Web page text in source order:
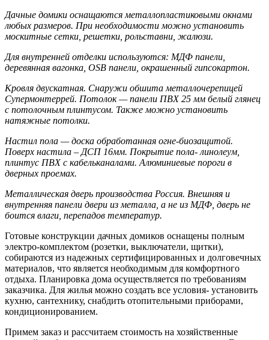
Дачные домики оснащаются металлопластиковыми окнами
любых размеров. При необходимости можно установить
москитные сетки, решетки, рольставни, жалюзи.
Для внутренней отделки используются: МДФ панели,
деревянная вагонка, OSB панели, окрашенный гипсокартон.
Кровля двускатная. Снаружи обшита металлочерепицей
Супермонтеррей. Потолок — панели ПВХ 25 мм белый глянец
с потолочным плинтусом. Также можно установить
натяжные потолки.
Настил пола — доска обработанная огне-биозащитой.
Поверх настила – ДСП 16мм. Покрытие пола- линолеум,
плинтус ПВХ с кабельканалами. Алюминиевые пороги в
дверных проемах.
Металлическая дверь производства Россия. Внешняя и
внутренняя панели двери из металла, а не из МДФ, дверь не
боится влаги, перепадов температур.
Готовые конструкции дачных домиков оснащены полным
электро-комплектом (розетки, выключатели, щитки),
собираются из надежных сертифицированных и долговечных
материалов, что является необходимым для комфортного
отдыха. Планировка дома осуществляется по требованиям
заказчика. Для жилья можно создать все условия- установить
кухню, сантехнику, снабдить отопительными приборами,
кондиционированием.
Примем заказ и рассчитаем стоимость на хозяйственные